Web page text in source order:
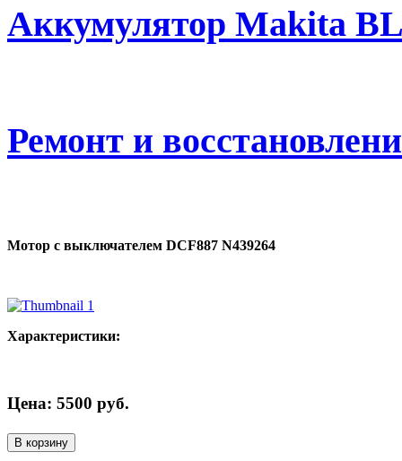
Аккумулятор Makita
Ремонт и
Мотор с выключателем DCF887 N439264
Характеристики:
Цена: 5500 руб.
В корзину